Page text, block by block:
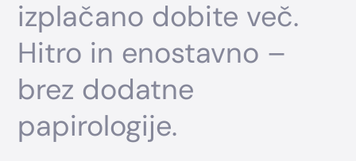
izplačano dobite več.
Hitro in enostavno –
brez dodatne
papirologije.